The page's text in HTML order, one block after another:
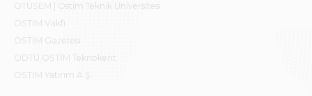
OTÜSEM | Ostim Teknik Üniversitesi
OSTİM Vakfı
OSTİM Gazetesi
ODTÜ OSTİM Teknokent
OSTİM Yatırım A.Ş.